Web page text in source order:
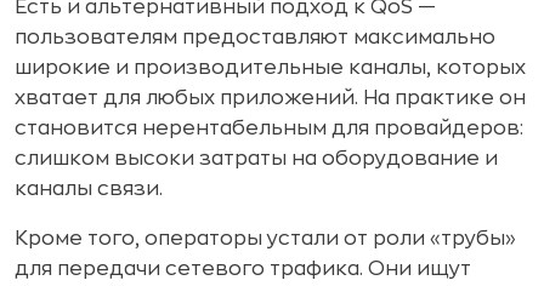
Есть и альтернативный подход к QoS —
пользователям предоставляют максимально
широкие и производительные каналы, которых
хватает для любых приложений. На практике он
становится нерентабельным для провайдеров:
слишком высоки затраты на оборудование и
каналы связи.
Кроме того, операторы устали от роли «трубы»
для передачи сетевого трафика. Они ищут